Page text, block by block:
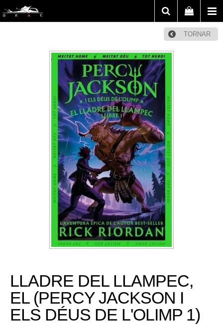
TORNAR
LLADRE DEL LLAMPEC,
EL (PERCY JACKSON I
ELS DÉUS DE L'OLIMP 1)